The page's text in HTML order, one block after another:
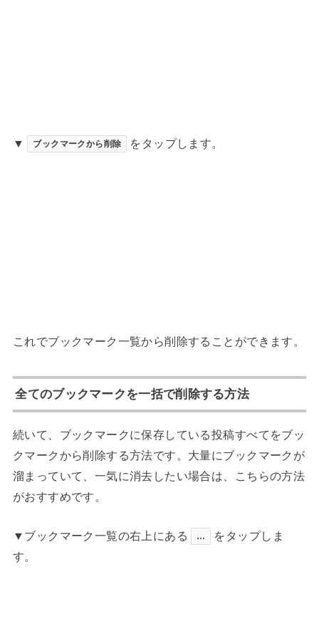
▼ ブックマークから削除 をタップします。
これでブックマーク一覧から削除することができます。
全てのブックマークを一括で削除する方法
続いて、ブックマークに保存している投稿すべてをブッ
クマークから削除する方法です。大量にブックマークが
溜まっていて、一気に消去したい場合は、こちらの方法
がおすすめです。
▼ブックマーク一覧の右上にある …
をタップしま
す。